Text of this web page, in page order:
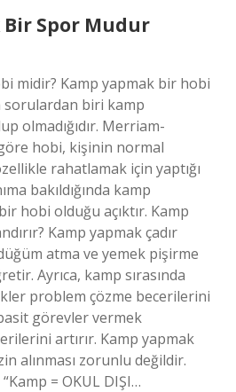
Bir Spor Mudur
midir? Kamp yapmak bir hobi
sorulardan biri kamp
olmadığıdır. Merriam-
hobi, kişinin normal
rahatlamak için yaptığı
bakıldığında kamp
hobi olduğu açıktır. Kamp
Kamp yapmak çadır
atma ve yemek pişirme
Ayrıca, kamp sırasında
problem çözme becerilerini
görevler vermek
artırır. Kamp yapmak
alınması zorunlu değildir.
= OKUL DIŞI…